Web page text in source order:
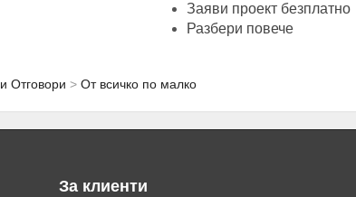
Заяви проект безплатно
Разбери повече
Отговори От всичко по малко
За клиенти